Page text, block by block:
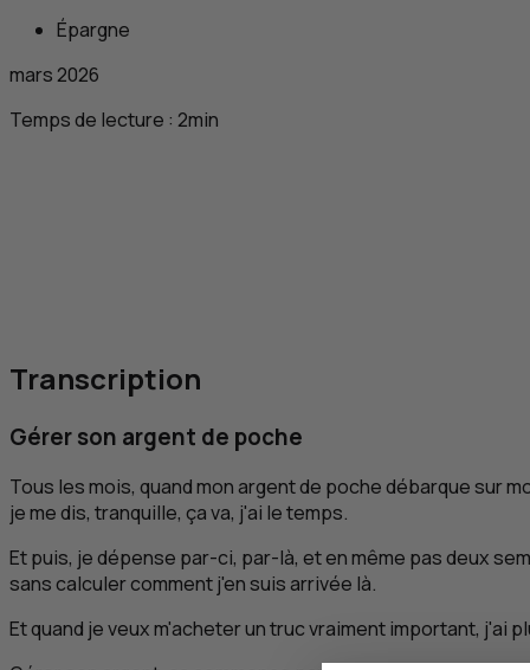
Épargne
mars 2026
Temps de lecture : 2min
Transcription
Gérer son argent de poche
Tous les mois, quand mon argent de poche débarque sur
je me dis, tranquille, ça va, j'ai le temps.
Et puis, je dépense par-ci, par-là, et en même pas deux
sans calculer comment j'en suis arrivée là.
Et quand je veux m'acheter un truc vraiment important, j'ai